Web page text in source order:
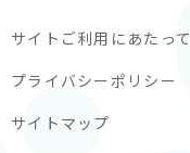
サイトご利用にあたって
プライバシーポリシー
サイトマップ